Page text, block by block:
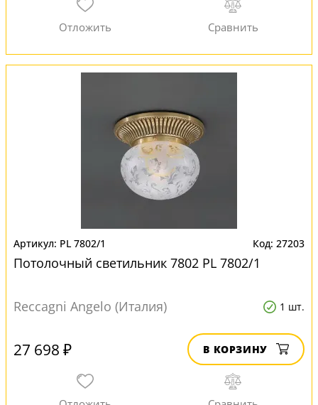
PL 7802/1 27203
Потолочный светильник 7802 PL 7802/1
Reccagni Angelo (Италия) 1 шт.
27 698 ₽ В КОРЗИНУ